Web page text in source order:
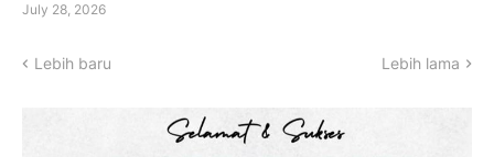
July 28, 2026
Lebih baru Lebih lama